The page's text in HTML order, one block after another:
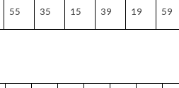
55
35
15
39
19
59